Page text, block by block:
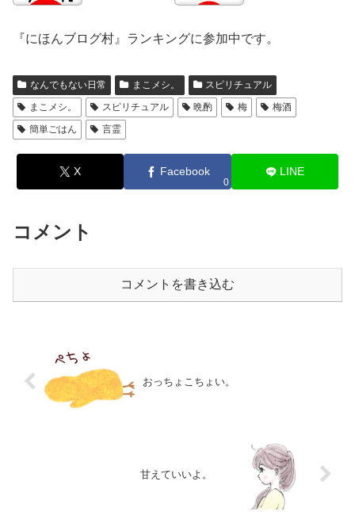
『にほんブログ村』ランキングに参加中です。
なんでもない日常 まこメシ。
スピリチュアル
まこメシ。
スピリチュアル 晩酌 梅
梅酒
簡単ごはん
言霊
X Facebook
0
LINE
コメント
コメントを書き込む
おっちょこちょい。
甘えていいよ。